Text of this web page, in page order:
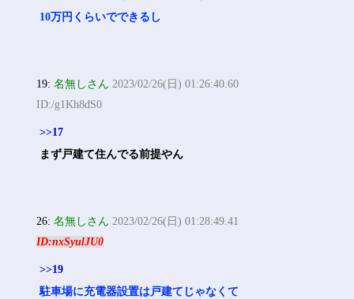
10万円くらいでできるし
19:名無しさん 2023/02/26(日) 01:26:40.60
ID:/g1Kh8dS0
>>17
まず戸建て住んでる前提やん
26:名無しさん 2023/02/26(日) 01:28:49.41
ID:nxSyulJU0
>>19
駐車場に充電器設置は戸建てじゃなくて